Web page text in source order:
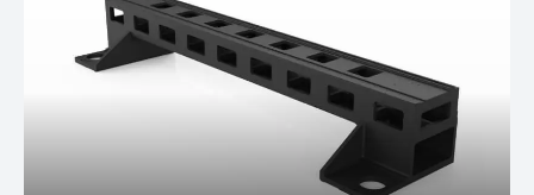
Рамка полой стальной конструкции